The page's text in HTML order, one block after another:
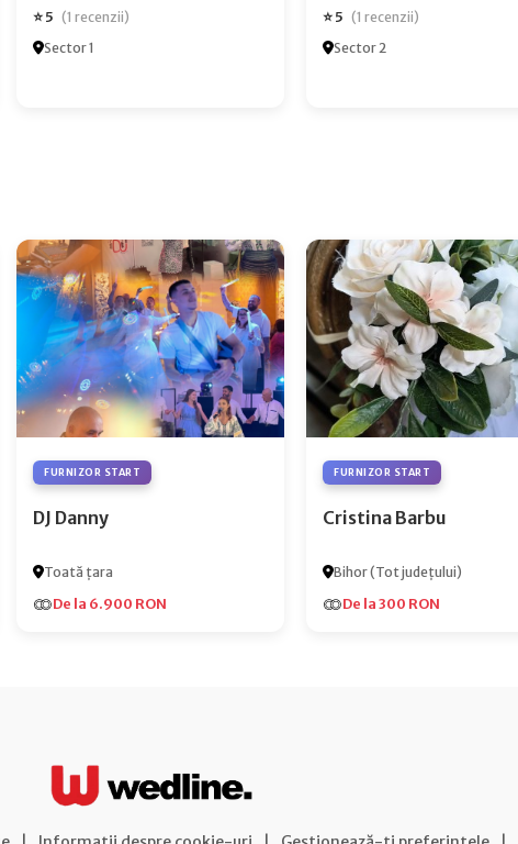
⭐ 5 (1 recenzii)
Sector 1
⭐ 5 (1 recenzii)
Sector 2
FURNIZOR START
DJ Danny
Toată țara
De la 6.900 RON
FURNIZOR START
Cristina Barbu
Bihor (Tot județului)
De la 300 RON